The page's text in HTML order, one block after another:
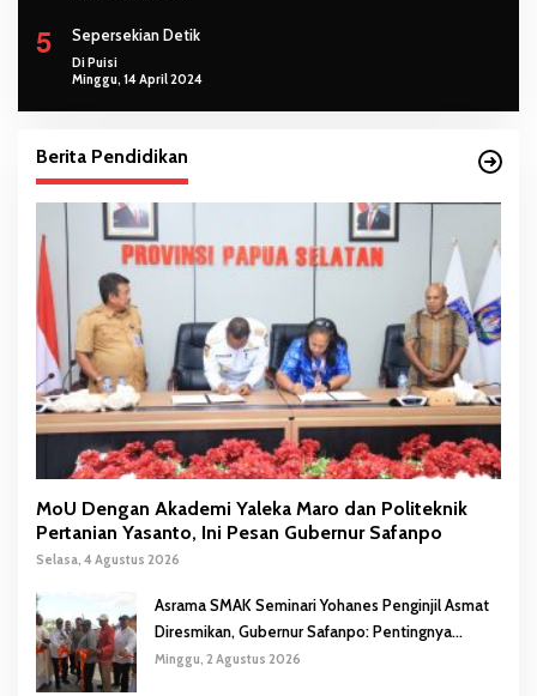
5 Sepersekian Detik
Di Puisi
Minggu, 14 April 2024
Berita Pendidikan
MoU Dengan Akademi Yaleka Maro dan Politeknik
Pertanian Yasanto, Ini Pesan Gubernur Safanpo
Selasa, 4 Agustus 2026
Asrama SMAK Seminari Yohanes Penginjil Asmat
Diresmikan, Gubernur Safanpo: Pentingnya
Pendidikan Karakter
Minggu, 2 Agustus 2026